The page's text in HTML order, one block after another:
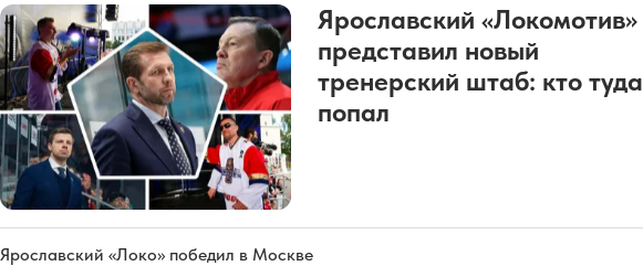
Ярославский «Локомотив»
представил новый
тренерский штаб: кто туда
попал
Ярославский «Локо» победил в Москве